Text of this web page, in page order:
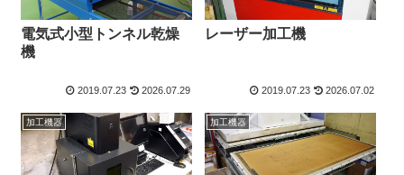
電気式小型トンネル乾燥
機
2019.07.23 2026.07.29
レーザー加工機
2019.07.23 2026.07.02
加工機器 加工機器